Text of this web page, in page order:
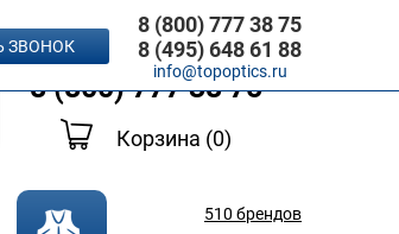
8 (495) 648 61 88
8 (800) 777 38 75
Корзина (0)
510 брендов
ЗВОНОК
8 (800) 777 38 75
8 (495) 648 61 88
info@topoptics.ru